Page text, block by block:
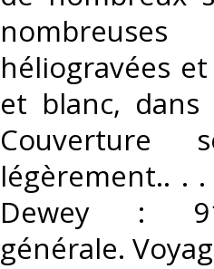
héliogravées
et blanc,
Couverture
légèrement.. .
Dewey :
générale.